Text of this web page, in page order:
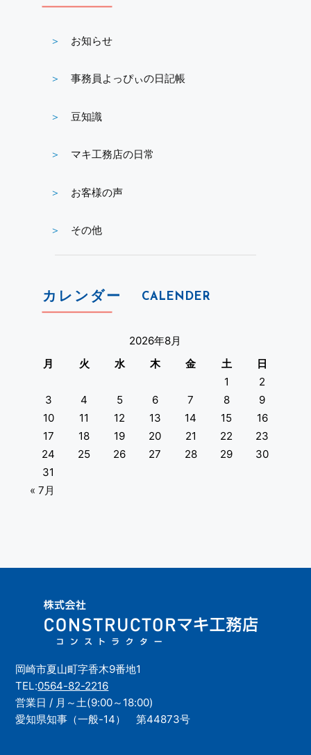
お知らせ
事務員よっぴぃの日記帳
豆知識
マキ工務店の日常
お客様の声
その他
カレンダー CALENDER
2026年8月
月
火 水 木 金 土
日
1
2
3
4 5 6 7 8
9
10
11 12 13 14 15
16
17
18 19 20 21 22
23
24
25 26 27 28 29
30
31
« 7月
岡崎市夏山町字香木9番地1
TEL:0564-82-2216
営業日 / 月～土(9:00～18:00)
愛知県知事（一般-14） 第44873号